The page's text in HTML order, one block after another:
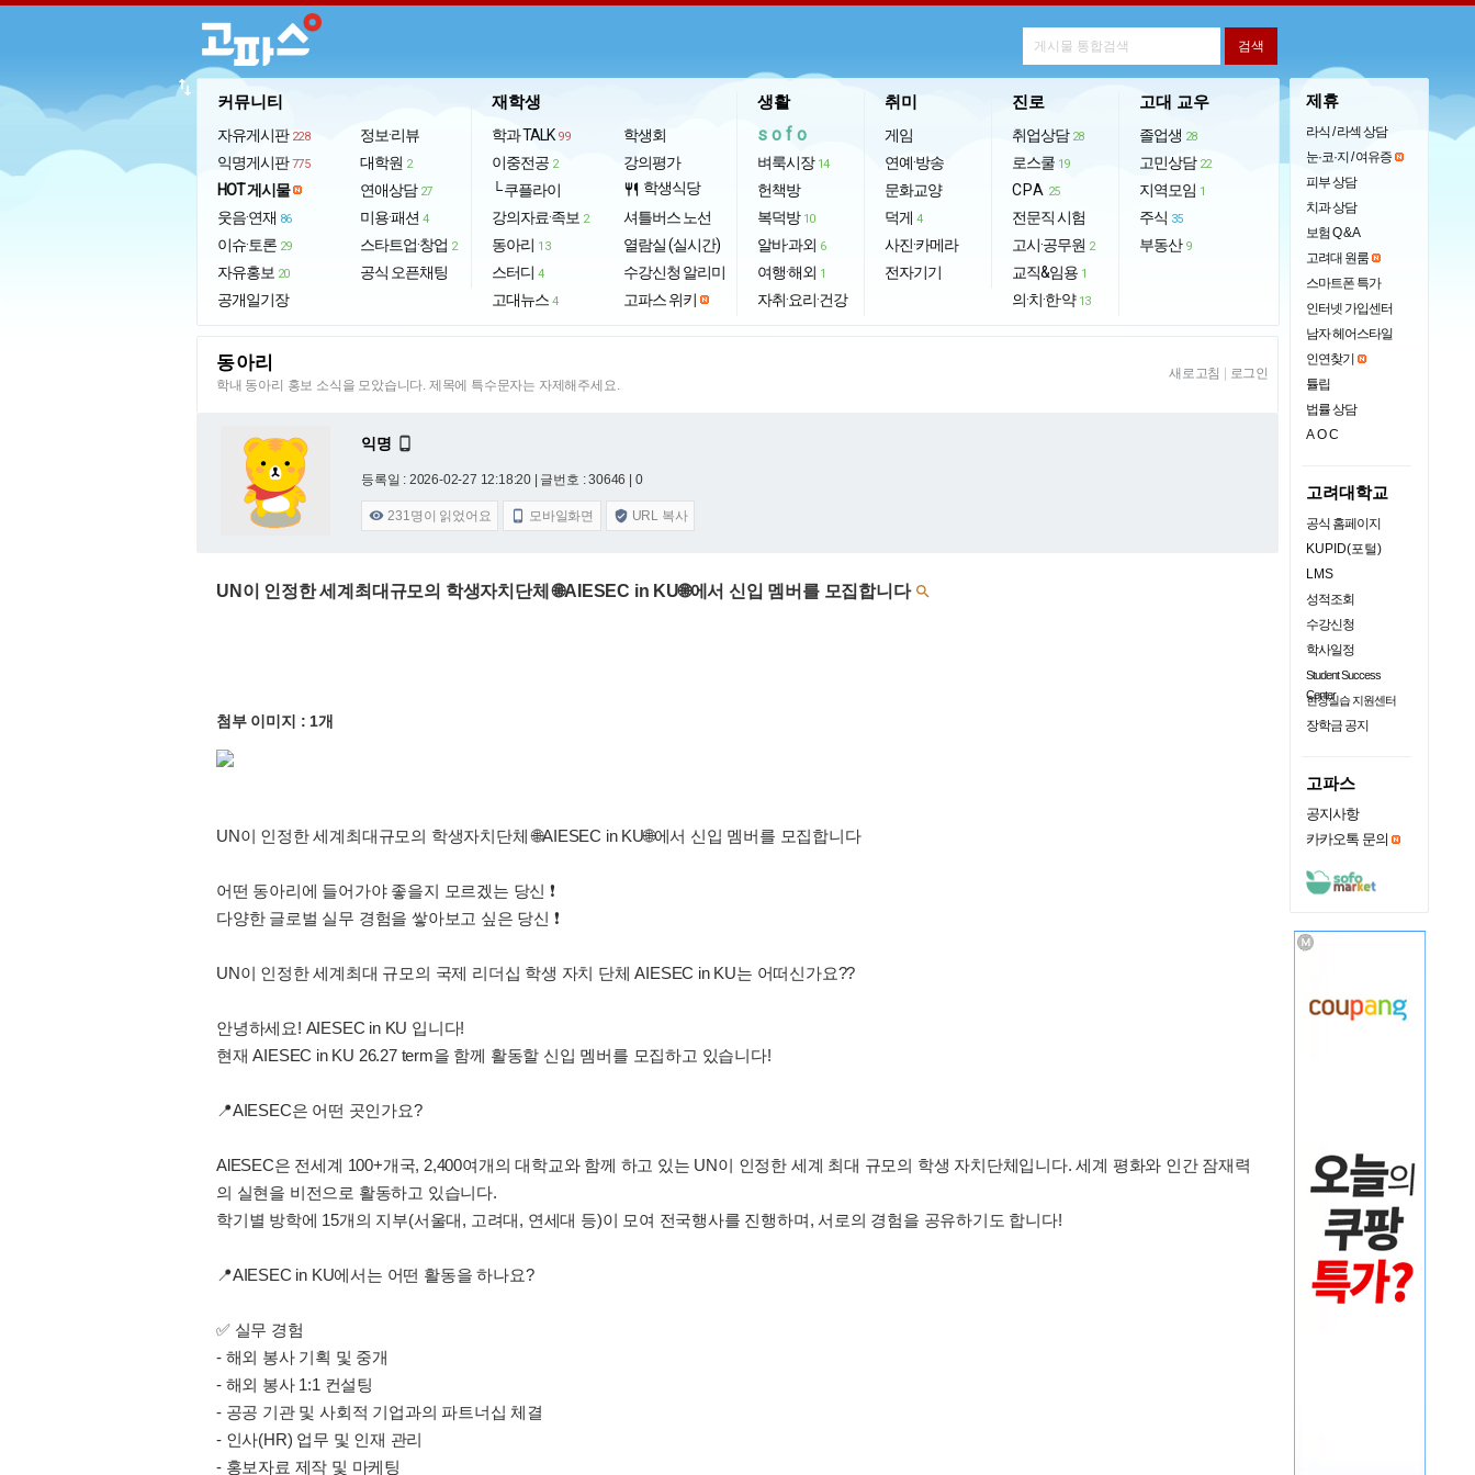
커뮤니티
자유게시판 228
익명게시판 775
HOT 게시물
웃음·연재 86
이슈·토론 29
자유홍보 20
공개일기장
정보·리뷰
대학원 2
연애상담 27
미용·패션 4
스타트업·창업 2
공식 오픈채팅
재학생
학과 TALK 99
이중전공 2
└ 쿠플라이
강의자료·족보 2
동아리 13
스터디 4
고대뉴스 4
학생회
강의평가
restaurant 학생식당
셔틀버스 노선
열람실 (실시간)
수강신청 알리미
고파스 위키
생활
sofo
벼룩시장 14
헌책방
복덕방 10
알바·과외 6
여행·해외 1
자취·요리·건강
취미
게임
연예·방송
문화교양
덕게 4
사진·카메라
전자기기
진로
취업상담 28
로스쿨 19
CPA 25
전문직 시험
고시·공무원 2
교직&임용 1
의·치·한·약 13
고대 교우
졸업생 28
고민상담 22
지역모임 1
주식 35
부동산 9
import_export
동아리
학내 동아리 홍보 소식을 모았습니다. 제목에 특수문자는 자제해주세요.
새로고침 로그인
익명 
등록일 : 2026-02-27 12:18:20 | 글번호 : 30646 | 0
 231명이 읽었어요  모바일화면  URL 복사
UN이 인정한 세계최대규모의 학생자치단체 🌐AIESEC in KU🌐에서 신입 멤버를 모집합니다 
첨부 이미지 : 1개
UN이 인정한 세계최대규모의 학생자치단체 🌐AIESEC in KU🌐에서 신입 멤버를 모집합니다
어떤 동아리에 들어가야 좋을지 모르겠는 당신 ❗️
다양한 글로벌 실무 경험을 쌓아보고 싶은 당신 ❗️
UN이 인정한 세계최대 규모의 국제 리더십 학생 자치 단체 AIESEC in KU는 어떠신가요??
안녕하세요! AIESEC in KU 입니다!
현재 AIESEC in KU 26.27 term을 함께 활동할 신입 멤버를 모집하고 있습니다!
📍AIESEC은 어떤 곳인가요?
AlESEC은 전세계 100+개국, 2,400여개의 대학교와 함께 하고 있는 UN이 인정한 세계 최대 규모의 학생 자치단체입니다. 세계 평화와 인간 잠재력
의 실현을 비전으로 활동하고 있습니다.
학기별 방학에 15개의 지부(서울대, 고려대, 연세대 등)이 모여 전국행사를 진행하며, 서로의 경험을 공유하기도 합니다!
📍AIESEC in KU에서는 어떤 활동을 하나요?
✅ 실무 경험
- 해외 봉사 기획 및 중개
- 해외 봉사 1:1 컨설팅
- 공공 기관 및 사회적 기업과의 파트너십 체결
- 인사(HR) 업무 및 인재 관리
- 홍보자료 제작 및 마케팅
제휴
라식 / 라섹 상담
눈·코·지 / 여유증
피부 상담
치과 상담
보험 Q & A
고려대 원룸
스마트폰 특가
인터넷 가입센터
남자 헤어스타일
인연찾기
튤립
법률 상담
AOC
고려대학교
공식 홈페이지
KUPID(포털)
LMS
성적조회
수강신청
학사일정
Student Success
Center
현장실습 지원센터
장학금 공지
고파스
공지사항
카카오톡 문의